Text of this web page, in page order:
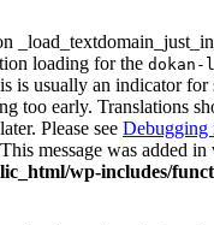
loading for the
is usually an indicator for
too early. Translations
Please see Debugging
message was added
wp-includes/